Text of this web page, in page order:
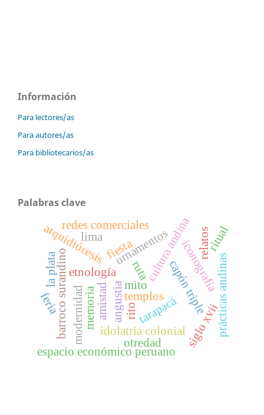
Información
Para lectores/as
Para autores/as
Para bibliotecarios/as
Palabras clave
etnología
amistad mito
cultura andina
angustia
ruta
templos
iconografía
ornamentos
barroco surandino idolatría colonial
capón triple
arquidiócesis
lima
la plata
siglo xvii
espacio económico peruano
redes comerciales
tarapacá prácticas andinas
relatos
modernidad
fiesta
feria
ritual
rito
memoria
otredad